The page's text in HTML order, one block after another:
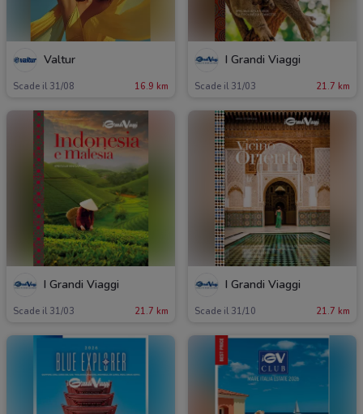
Valtur
Scade il 31/08 16.9 km
I Grandi Viaggi
Scade il 31/03 21.7 km
I Grandi Viaggi
Scade il 31/03 21.7 km
I Grandi Viaggi
Scade il 31/10 21.7 km